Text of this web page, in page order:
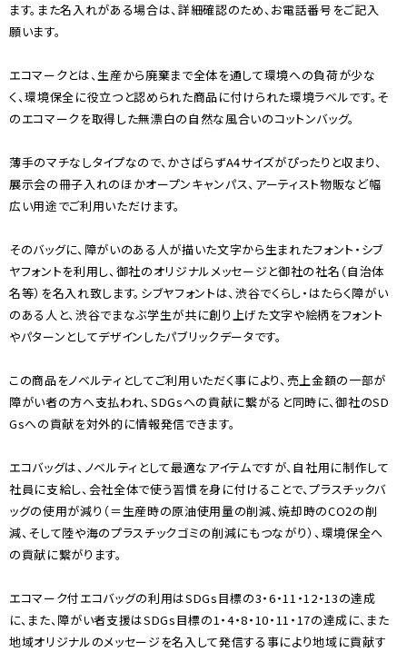
ます。また名入れがある場合は、詳細確認のため、お電話番号をご記入
願います。
エコマークとは、生産から廃棄まで全体を通して環境への負荷が少な
く、環境保全に役立つと認められた商品に付けられた環境ラベルです。そ
のエコマークを取得した無漂白の自然な風合いのコットンバッグ。
薄手のマチなしタイプなので、かさばらずA4サイズがぴったりと収まり、
展示会の冊子入れのほかオープンキャンパス、アーティスト物販など幅
広い用途でご利用いただけます。
そのバッグに、障がいのある人が描いた文字から生まれたフォント・シブ
ヤフォントを利用し、御社のオリジナルメッセージと御社の社名（自治体
名等）を名入れ致します。シブヤフォントは、渋谷でくらし・はたらく障がい
のある人と、渋谷でまなぶ学生が共に創り上げた文字や絵柄をフォント
やパターンとしてデザインしたパブリックデータです。
この商品をノベルティとしてご利用いただく事により、売上金額の一部が
障がい者の方へ支払われ、SDGsへの貢献に繋がると同時に、御社のSD
Gsへの貢献を対外的に情報発信できます。
エコバッグは、ノベルティとして最適なアイテムですが、自社用に制作して
社員に支給し、会社全体で使う習慣を身に付けることで、プラスチックバ
ッグの使用が減り（＝生産時の原油使用量の削減、焼却時のCO2の削
減、そして陸や海のプラスチックゴミの削減にもつながり）、環境保全へ
の貢献に繋がります。
エコマーク付エコバッグの利用はSDGs目標の3・6・11・12・13の達成
に、また、障がい者支援はSDGs目標の1・4・8・10・11・17の達成に、また
地域オリジナルのメッセージを名入して発信する事により地域に貢献す